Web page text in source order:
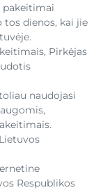
pakeitimai
tos dienos, kai jie
Pirkėjas
naudojasi
Respublikos